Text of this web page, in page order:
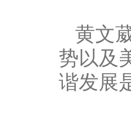
黄文
势以及
谐发展